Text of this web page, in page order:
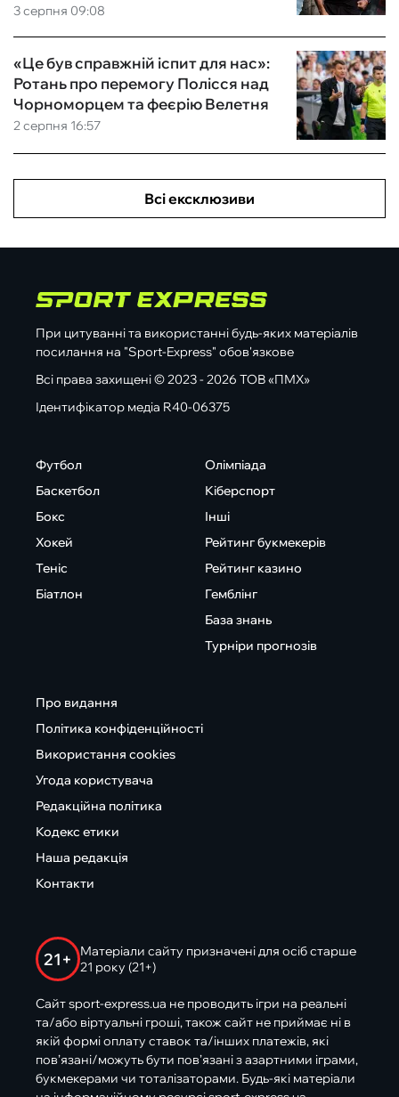
3 серпня 09:08
2 серпня 16:57
«Це був справжній іспит для нас»:
Ротань про перемогу Полісся над
Чорноморцем та феєрію Велетня
Всі ексклюзиви
При цитуванні та використанні будь-яких матеріалів
посилання на "Sport-Express" обов'язкове
Всі права захищені © 2023 - 2026 ТОВ «ПМХ»
Ідентифікатор медіа R40-06375
Футбол
Баскетбол
Бокс
Хокей
Теніс
Біатлон
Олімпіада
Кіберспорт
Інші
Рейтинг букмекерів
Рейтинг казино
Гемблінг
База знань
Турніри прогнозів
Про видання
Політика конфіденційності
Використання cookies
Угода користувача
Редакційна політика
Кодекс етики
Наша редакція
Контакти
21+
Матеріали сайту призначені для осіб старше
21 року (21+)
Сайт sport-express.ua не проводить ігри на реальні
та/або віртуальні гроші, також сайт не приймає ні в
якій формі оплату ставок та/інших платежів, які
пов’язані/можуть бути пов’язані з азартними іграми,
букмекерами чи тоталізаторами. Будь-які матеріали